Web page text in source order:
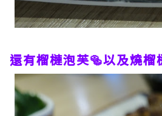
還有榴槤泡芙🥯以及燒榴